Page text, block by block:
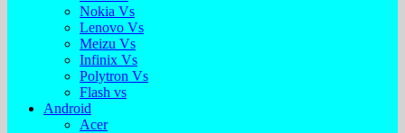
Nokia Vs
Lenovo Vs
Meizu Vs
Infinix Vs
Polytron Vs
Flash vs
Android
Acer